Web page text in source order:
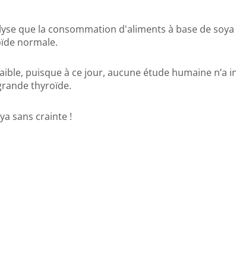
que la consommation d'aliments à base de
normale.
puisque à ce jour, aucune étude humaine
thyroïde.
sans crainte !